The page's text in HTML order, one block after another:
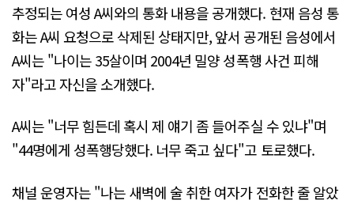
추정되는 여성 A씨와의 통화 내용을 공개했다. 현재 음성 통
화는 A씨 요청으로 삭제된 상태지만, 앞서 공개된 음성에서
A씨는 "나이는 35살이며 2004년 밀양 성폭행 사건 피해
자"라고 자신을 소개했다.
A씨는 "너무 힘든데 혹시 제 얘기 좀 들어주실 수 있냐"며
"44명에게 성폭행당했다. 너무 죽고 싶다"고 토로했다.
채널 운영자는 "나는 새벽에 술 취한 여자가 전화한 줄 알았